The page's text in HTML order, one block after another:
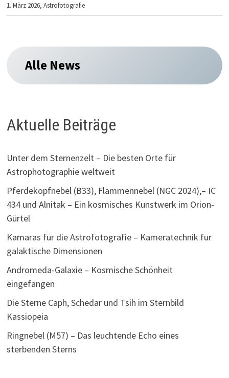
1. März 2026,Astrofotografie
Alle News
Aktuelle Beiträge
Unter dem Sternenzelt – Die besten Orte für
Astrophotographie weltweit
Pferdekopfnebel (B33), Flammennebel (NGC 2024),– IC
434 und Alnitak – Ein kosmisches Kunstwerk im Orion-
Gürtel
Kamaras für die Astrofotografie – Kameratechnik für
galaktische Dimensionen
Andromeda-Galaxie – Kosmische Schönheit
eingefangen
Die Sterne Caph, Schedar und Tsih im Sternbild
Kassiopeia
Ringnebel (M57) – Das leuchtende Echo eines
sterbenden Sterns